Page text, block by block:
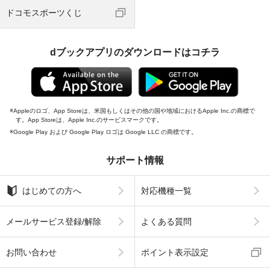
ドコモスポーツくじ
dブックアプリのダウンロードはコチラ
Appleのロゴ、App Storeは、米国もしくはその他の国や地域におけるApple Inc.の商標で
す。App Storeは、Apple Inc.のサービスマークです。
Google Play および Google Play ロゴは Google LLC の商標です。
サポート情報
はじめての方へ 対応機種一覧
メールサービス登録/解除 よくある質問
お問い合わせ ポイント表示設定